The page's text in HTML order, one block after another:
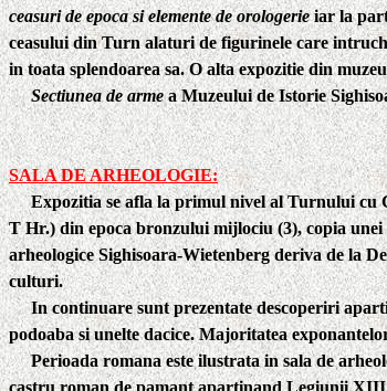
ceasuri de epoca si elemente de orologerieiar la
ceasului din Turn alaturi de figurinele care
in toata splendoarea sa. O alta expozitie din
Sectiunea de arme a Muzeului de Istorie
SALA DE ARHEOLOGIE:
Expozitia se afla la primul nivel al Turnului cu
T Hr.) din epoca bronzului mijlociu(3),copia unei
arheologice Sighisoara-Wietenberg deriva de la
culturi.
In continuare sunt prezentate descoperiri
podoaba si unelte dacice. Majoritatea
Perioada romana este ilustrata in sala de
castru roman de pamant apartinand Legiunii XIII